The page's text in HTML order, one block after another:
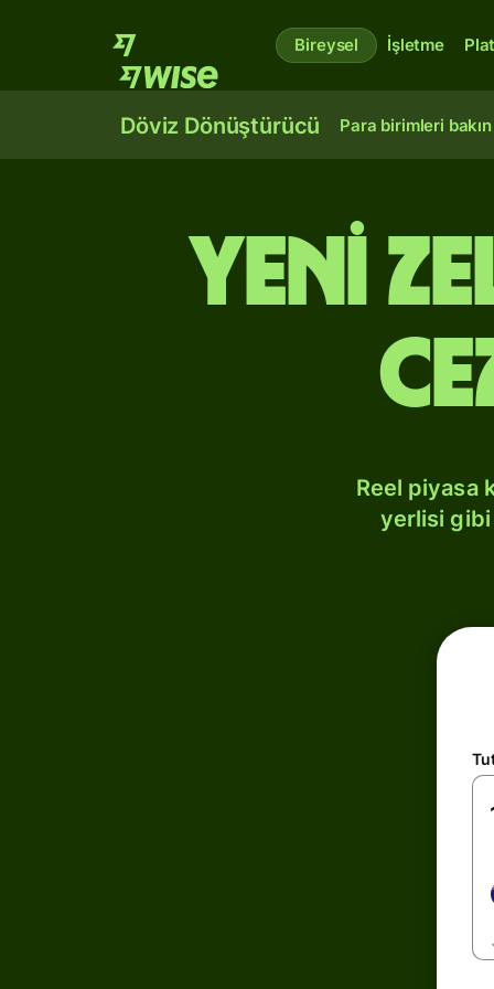
Bireysel İşletme
Döviz Dönüştürücü Para birimleri bakın
Yeni
Reel piyasa
yerlisi gibi